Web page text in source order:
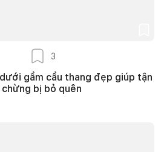
3
gầm cầu thang đẹp giúp tận
bị bỏ quên